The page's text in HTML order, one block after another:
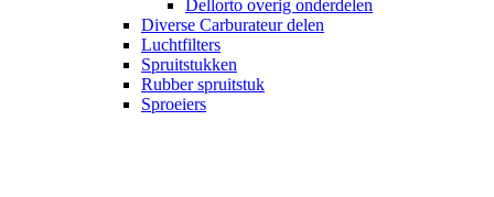
Dellorto overig onderdelen
Diverse Carburateur delen
Luchtfilters
Spruitstukken
Rubber spruitstuk
Sproeiers